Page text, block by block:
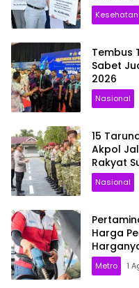
Kesehatan
Tembus
Sabet
2026
Nasional
15
Akpol
Rakyat
Nasional
Harga
Metro 1